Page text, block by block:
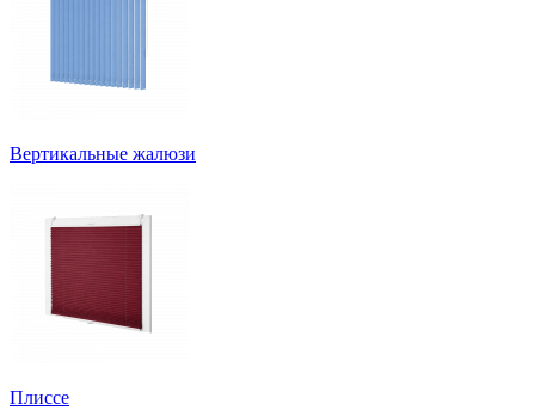
Вертикальные жалюзи
Плиссе